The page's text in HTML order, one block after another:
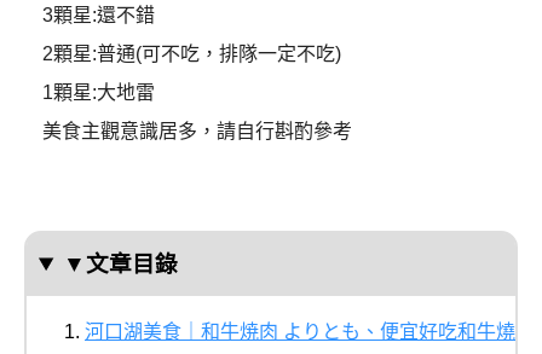
3顆星:還不錯
2顆星:普通(可不吃，排隊一定不吃)
1顆星:大地雷
美食主觀意識居多，請自行斟酌參考
▼文章目錄
河口湖美食｜和牛焼肉 よりとも、便宜好吃和牛燒